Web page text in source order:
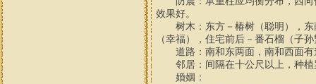
效果好。
树木：东方－椿树（聪明），东
（幸福），住宅前后－番石榴（子
道路：南和东两面，南和西面有
邻居：间隔在十公尺以上，种植
婚姻：